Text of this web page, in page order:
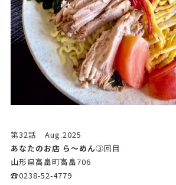
第32話 Aug.2025
あなたのお店 ら～めん➂回目
山形県高畠町高畠706
☎0238-52-4779